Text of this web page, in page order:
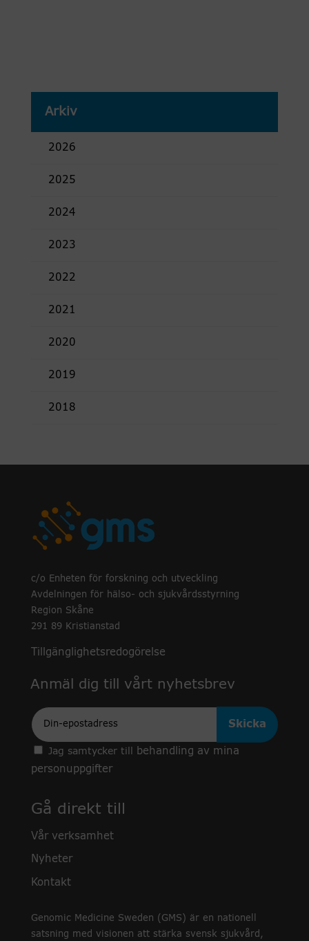
Arkiv
2026
2025
2024
2023
2022
2021
2020
2019
2018
c/o Enheten för forskning och utveckling
Avdelningen för hälso- och sjukvårdsstyrning
Region Skåne
291 89 Kristianstad
Tillgänglighetsredogörelse
Anmäl dig till vårt nyhetsbrev
Epost
Jag samtycker till
behandling av mina
personuppgifter
Gå direkt till
Vår verksamhet
Nyheter
Kontakt
Genomic Medicine Sweden (GMS) är en nationell
satsning med visionen att stärka svensk sjukvård,